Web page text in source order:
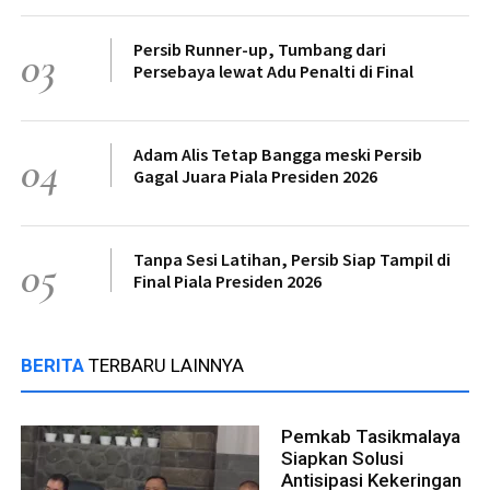
03
Persib Runner-up, Tumbang dari
Persebaya lewat Adu Penalti di Final
04
Adam Alis Tetap Bangga meski Persib
Gagal Juara Piala Presiden 2026
05
Tanpa Sesi Latihan, Persib Siap Tampil di
Final Piala Presiden 2026
BERITA TERBARU LAINNYA
Pemkab Tasikmalaya
Siapkan Solusi
Antisipasi Kekeringan